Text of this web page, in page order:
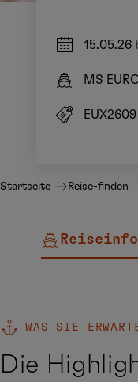
15.05.26
MS
EUX2609
Startseite Reise-finden
WAS SIE
Die